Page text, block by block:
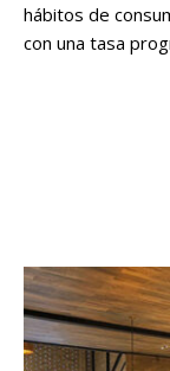
hábitos de
con una tasa